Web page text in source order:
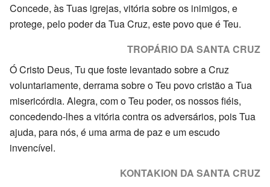
Concede, às Tuas igrejas, vitória sobre os inimigos, e
protege, pelo poder da Tua Cruz, este povo que é Teu.
TROPÁRIO DA SANTA CRUZ
Ó Cristo Deus, Tu que foste levantado sobre a Cruz
voluntariamente, derrama sobre o Teu povo cristão a Tua
misericórdia. Alegra, com o Teu poder, os nossos fiéis,
concedendo-lhes a vitória contra os adversários, pois Tua
ajuda, para nós, é uma arma de paz e um escudo
invencível.
KONTAKION DA SANTA CRUZ